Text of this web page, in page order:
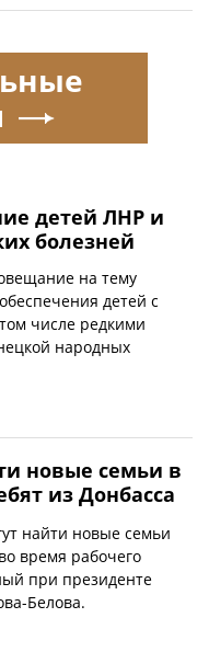
детей ЛНР и
болезней
на тему
детей с
числе редкими
народных
новые семьи в
из Донбасса
найти новые семьи
время рабочего
при президенте
Белова.